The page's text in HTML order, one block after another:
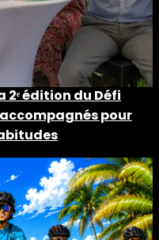
2ᵉ édition du Défi
accompagnés pour